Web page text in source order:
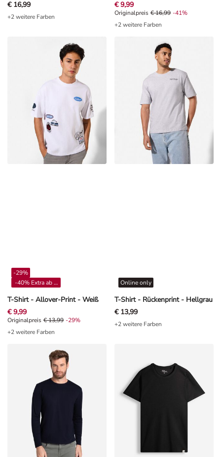
€ 16,99
+2 weitere Farben
€ 9,99
Originalpreis € 16,99, Rabat -41%
Originalpreis € 16,99 -41%
+2 weitere Farben
T-Shirt - Allover-Print - Weiß
-29%
-40% Extra ab 4**
€ 9,99
Originalpreis € 13,99, Rabat -29%
Originalpreis € 13,99 -29%
+2 weitere Farben
T-Shirt - Rückenprint - Hellgrau
Online only
€ 13,99
+2 weitere Farben